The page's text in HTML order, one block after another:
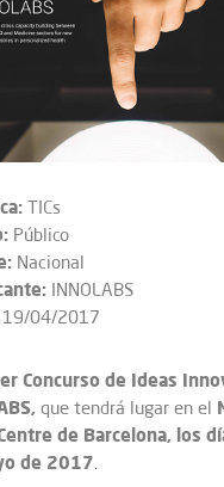
TICs
Público
Nacional
INNOLABS
19/04/2017
Concurso de Ideas
que tendrá lugar en el
de Barcelona, los
de 2017